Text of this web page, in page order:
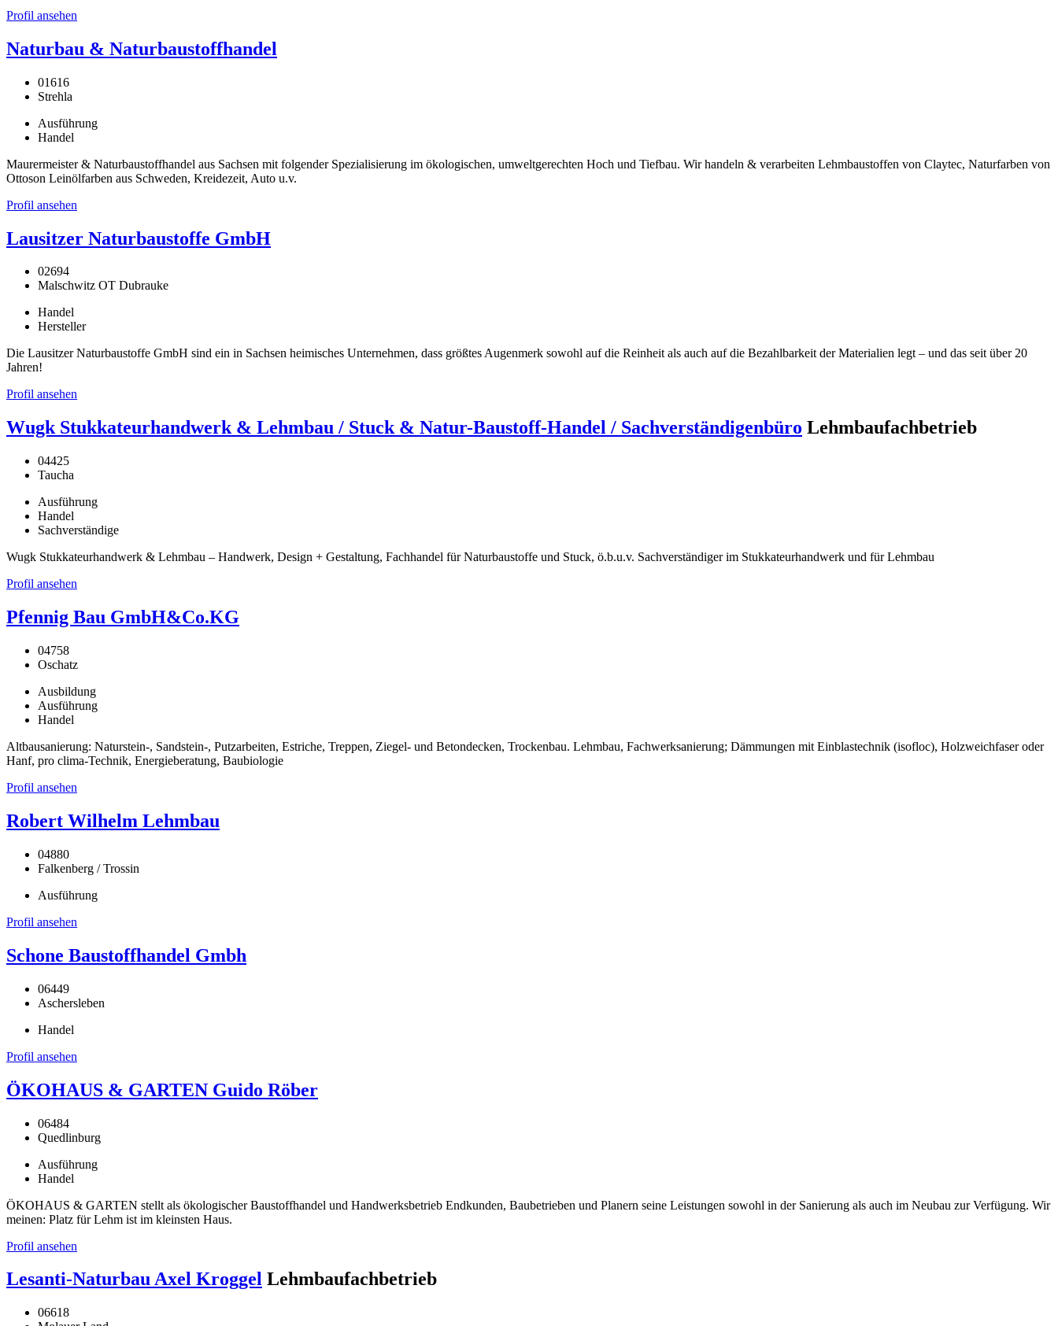
Profil ansehen
Naturbau & Naturbaustoffhandel
01616
Strehla
Ausführung
Handel
Maurermeister & Naturbaustoffhandel aus Sachsen mit folgender Spezialisierung im ökologischen, umweltgerechten Hoch und Tiefbau. Wir handeln & verarbeiten Lehmbaustoffen von Claytec, Naturfarben von
Ottoson Leinölfarben aus Schweden, Kreidezeit, Auto u.v.
Profil ansehen
Lausitzer Naturbaustoffe GmbH
02694
Malschwitz OT Dubrauke
Handel
Hersteller
Die Lausitzer Naturbaustoffe GmbH sind ein in Sachsen heimisches Unternehmen, dass größtes Augenmerk sowohl auf die Reinheit als auch auf die Bezahlbarkeit der Materialien legt – und das seit über 20
Jahren!
Profil ansehen
Wugk Stukkateurhandwerk & Lehmbau / Stuck & Natur-Baustoff-Handel / Sachverständigenbüro Lehmbaufachbetrieb
04425
Taucha
Ausführung
Handel
Sachverständige
Wugk Stukkateurhandwerk & Lehmbau – Handwerk, Design + Gestaltung, Fachhandel für Naturbaustoffe und Stuck, ö.b.u.v. Sachverständiger im Stukkateurhandwerk und für Lehmbau
Profil ansehen
Pfennig Bau GmbH&Co.KG
04758
Oschatz
Ausbildung
Ausführung
Handel
Altbausanierung: Naturstein-, Sandstein-, Putzarbeiten, Estriche, Treppen, Ziegel- und Betondecken, Trockenbau. Lehmbau, Fachwerksanierung; Dämmungen mit Einblastechnik (isofloc), Holzweichfaser oder
Hanf, pro clima-Technik, Energieberatung, Baubiologie
Profil ansehen
Robert Wilhelm Lehmbau
04880
Falkenberg / Trossin
Ausführung
Profil ansehen
Schone Baustoffhandel Gmbh
06449
Aschersleben
Handel
Profil ansehen
ÖKOHAUS & GARTEN Guido Röber
06484
Quedlinburg
Ausführung
Handel
ÖKOHAUS & GARTEN stellt als ökologischer Baustoffhandel und Handwerksbetrieb Endkunden, Baubetrieben und Planern seine Leistungen sowohl in der Sanierung als auch im Neubau zur Verfügung. Wir
meinen: Platz für Lehm ist im kleinsten Haus.
Profil ansehen
Lesanti-Naturbau Axel Kroggel Lehmbaufachbetrieb
06618